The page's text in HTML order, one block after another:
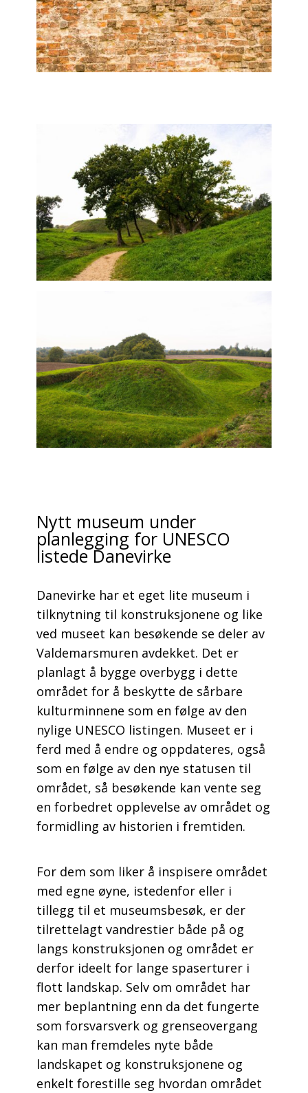
Nytt museum under
planlegging for UNESCO
listede Danevirke
Danevirke har et eget lite museum i
tilknytning til konstruksjonene og like
ved museet kan besøkende se deler av
Valdemarsmuren avdekket. Det er
planlagt å bygge overbygg i dette
området for å beskytte de sårbare
kulturminnene som en følge av den
nylige UNESCO listingen. Museet er i
ferd med å endre og oppdateres, også
som en følge av den nye statusen til
området, så besøkende kan vente seg
en forbedret opplevelse av området og
formidling av historien i fremtiden.
For dem som liker å inspisere området
med egne øyne, istedenfor eller i
tillegg til et museumsbesøk, er der
tilrettelagt vandrestier både på og
langs konstruksjonen og området er
derfor ideelt for lange spaserturer i
flott landskap. Selv om området har
mer beplantning enn da det fungerte
som forsvarsverk og grenseovergang
kan man fremdeles nyte både
landskapet og konstruksjonene og
enkelt forestille seg hvordan området